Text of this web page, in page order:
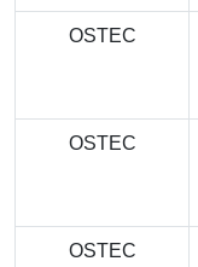
OSTEC
OSTEC
OSTEC